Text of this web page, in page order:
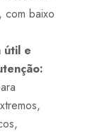
com baixo
útil e